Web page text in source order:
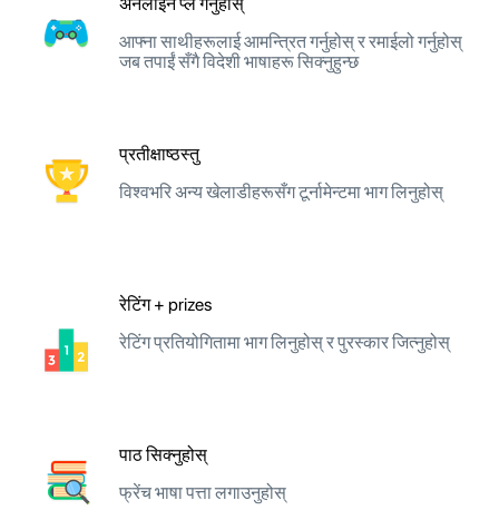
आफ्ना साथीहरूलाई आमन्त्रित गर्नुहोस् र रमाईलो गर्नुहोस्
जब तपाईं सँगै विदेशी भाषाहरू सिक्नुहुन्छ
प्रतीक्षाष्ठस्तु
विश्वभरि अन्य खेलाडीहरूसँग टूर्नामेन्टमा भाग लिनुहोस्
रेटिंग + prizes
रेटिंग प्रतियोगितामा भाग लिनुहोस् र पुरस्कार जित्नुहोस्
पाठ सिक्नुहोस्
फ्रेंच भाषा पत्ता लगाउनुहोस्